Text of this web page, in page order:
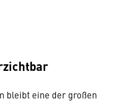
bleibt eine der großen